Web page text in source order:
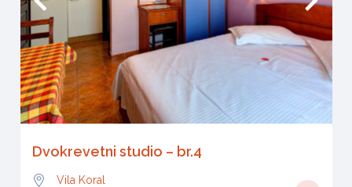
Dvokrevetni studio – br.4
Vila Koral